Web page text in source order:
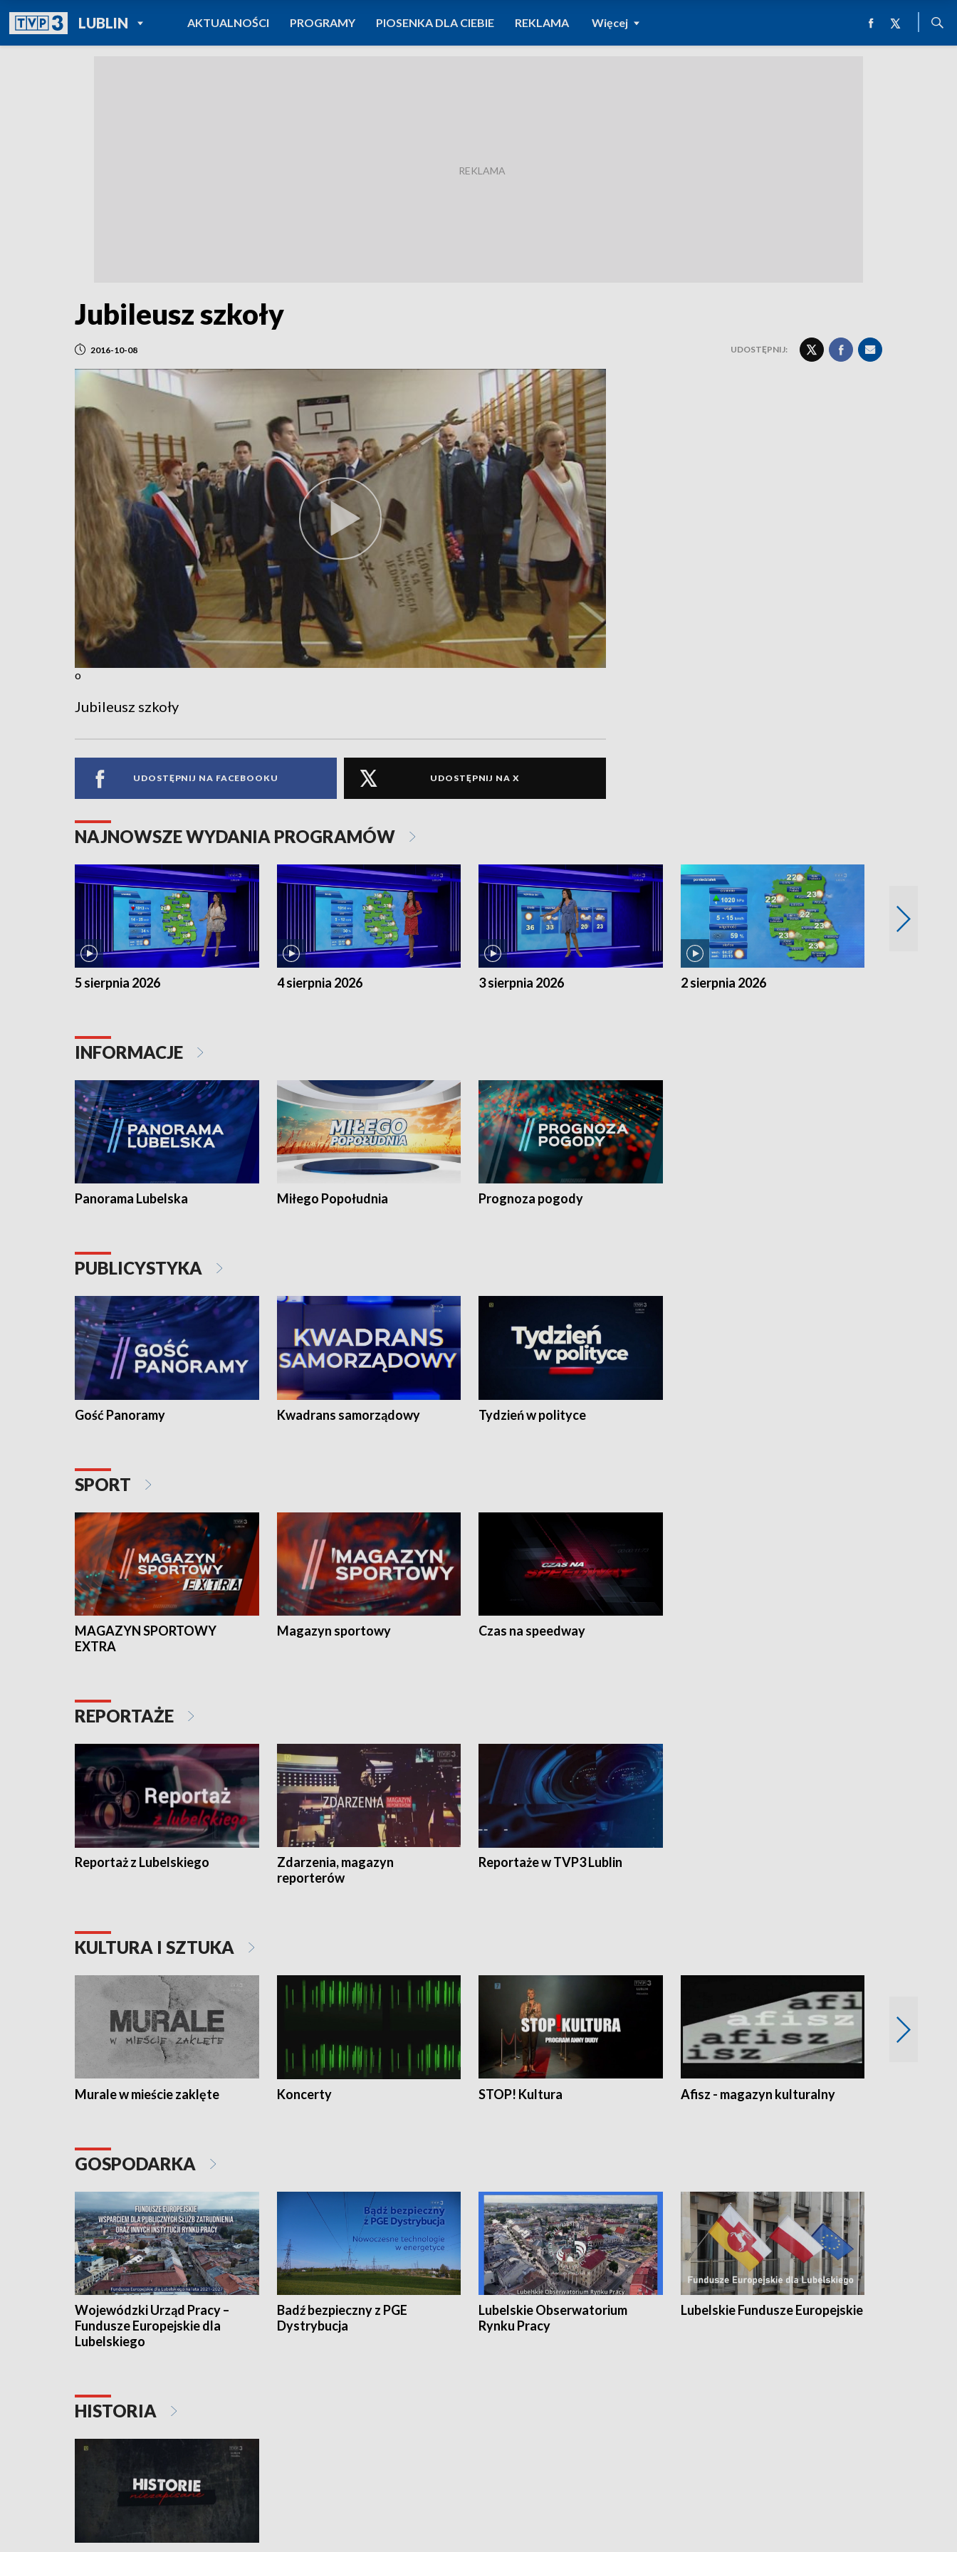
LUBLINPOWRÓT DO
TVP REGIONY
AKTUALNOŚCI PROGRAMY PIOSENKA DLA CIEBIE REKLAMA Więcej
Jubileusz szkoły
2016-10-08 UDOSTĘPNIJ:
o
Jubileusz szkoły
UDOSTĘPNIJ NA FACEBOOKU UDOSTĘPNIJ NA X
NAJNOWSZE WYDANIA PROGRAMÓW
5 sierpnia 2026 4 sierpnia 2026 3 sierpnia 2026 2 sierpnia 2026
INFORMACJE
Panorama Lubelska Miłego Popołudnia Prognoza pogody
PUBLICYSTYKA
Gość Panoramy Kwadrans samorządowy Tydzień w polityce
SPORT
MAGAZYN SPORTOWY
EXTRA
Magazyn sportowy Czas na speedway
REPORTAŻE
Reportaż z Lubelskiego
Zdarzenia, magazyn
reporterów
Reportaże w TVP3 Lublin
KULTURA I SZTUKA
Murale w mieście zaklęte Koncerty STOP! Kultura Afisz - magazyn kulturalny
GOSPODARKA
Wojewódzki Urząd Pracy –
Fundusze Europejskie dla
Lubelskiego
Badź bezpieczny z PGE
Dystrybucja
Lubelskie Obserwatorium
Rynku Pracy
Lubelskie Fundusze Europejskie
HISTORIA